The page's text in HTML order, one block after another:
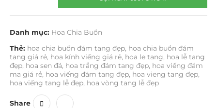
Danh mục: Hoa Chia Buồn
Thẻ: hoa chia buồn đám tang đẹp, hoa chia buồn đám
tang giá rẻ, hoa kính viếng giá rẻ, hoa le tang, hoa lễ tang
đẹp, hoa sen đá, hoa trắng đám tang đẹp, hoa viếng đám
ma giá rẻ, hoa viếng đám tang đẹp, hoa vieng tang đẹp,
hoa viếng tang lễ đẹp, hoa vòng tang lễ đẹp
Share